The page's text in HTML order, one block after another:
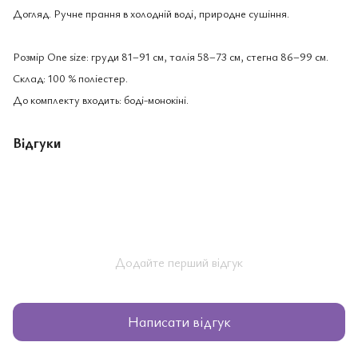
Догляд. Ручне прання в холодній воді, природне сушіння.
Розмір One size: груди 81–91 см, талія 58–73 см, стегна 86–99 см.
Склад: 100 % поліестер.
До комплекту входить: боді-монокіні.
Відгуки
Додайте перший відгук
Написати відгук